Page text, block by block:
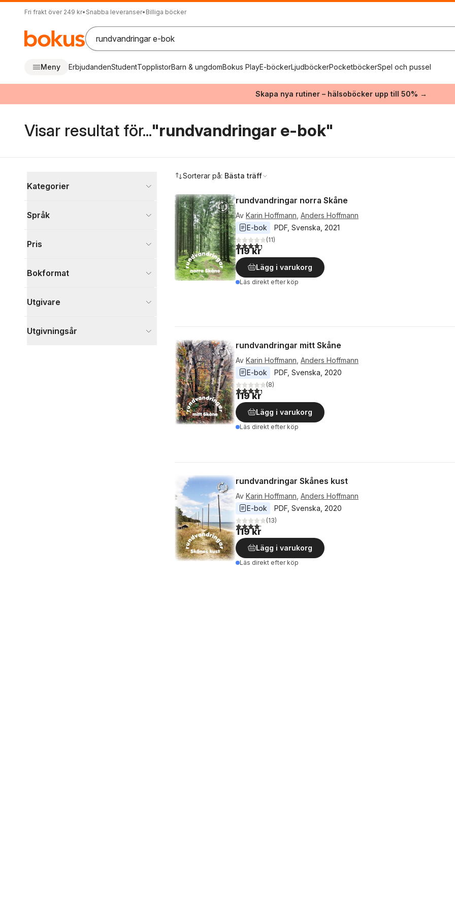
Fri frakt över 249 kr• Snabba leveranser• Billiga böcker
Meny ErbjudandenStudentTopplistorBarn & ungdomBokus PlayE-böckerLjudböckerPocketböckerSpel och pussel
Skapa nya rutiner – hälsoböcker upp till 50% →
Visar resultat för..."rundvandringar e-bok"
Kategorier
Visa fler
Språk
Pris
Bokformat
Utgivare
Utgivningsår
Sorterar på: Bästa träff
rundvandringar norra Skåne
Av Karin Hoffmann Anders Hoffmann
E-bok
PDF Svenska 2021
4,3utav 5 stjärnor. Totalt antal röster:
(11)
119 kr
Lägg i varukorg
Läs direkt efter köp
rundvandringar mitt Skåne
Av Karin Hoffmann Anders Hoffmann
E-bok
PDF Svenska 2020
4,3utav 5 stjärnor. Totalt antal röster:
(8)
119 kr
Lägg i varukorg
Läs direkt efter köp
rundvandringar Skånes kust
Av Karin Hoffmann Anders Hoffmann
E-bok
PDF Svenska 2020
4,2utav 5 stjärnor. Totalt antal röster:
(13)
119 kr
Lägg i varukorg
Läs direkt efter köp